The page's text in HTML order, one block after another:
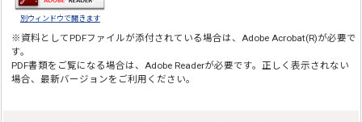
別ウィンドウで開きます
※資料としてPDFファイルが添付されている場合は、 Adobe Acrobat(R)が必要で
す。
PDF書類をご覧になる場合は、 Adobe Readerが必要です。正しく表示されない
場合、最新バージョンをご利用ください。